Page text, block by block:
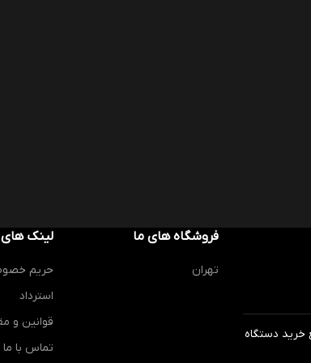
خرید دستگاه
فروشگاه های ما
تهران
لینک
حریم
استرداد
قوانین و
تماس با ما